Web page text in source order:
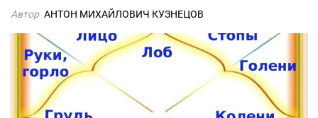
Автор АНТОН МИХАЙЛОВИЧ КУЗНЕЦОВ